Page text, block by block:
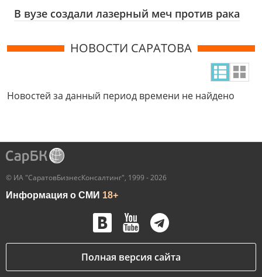
В вузе создали лазерный меч против рака
НОВОСТИ САРАТОВА
Новостей за данный период времени не найдено
© ИА "СаратовБизнесКонсалтинг", 1999 - 2026
Информация о СМИ 18+
Полная версия сайта